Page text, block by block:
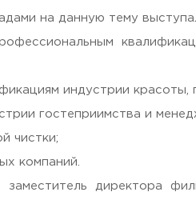
на данную тему
индустрии
гостеприимства и
чистки;
компаний.
директора